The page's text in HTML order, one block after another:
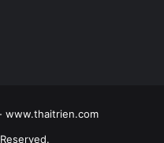
www.thaitrien.com